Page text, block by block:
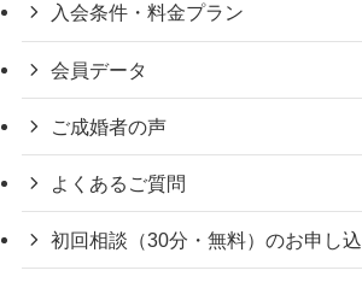
入会条件・料金プラン
会員データ
ご成婚者の声
よくあるご質問
初回相談（30分・無料）のお申し